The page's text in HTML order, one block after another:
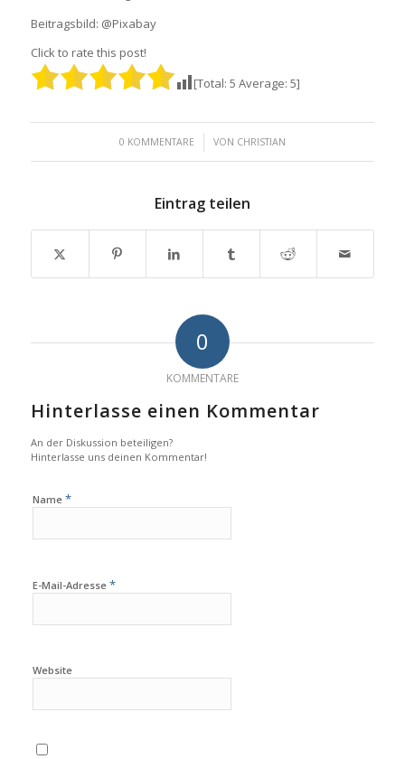
Beitragsbild: @Pixabay
Click to rate this post!
[Total: 5 Average: 5]
0 KOMMENTARE
/ VON CHRISTIAN
Eintrag teilen
0
KOMMENTARE
Hinterlasse einen Kommentar
An der Diskussion beteiligen?
Hinterlasse uns deinen Kommentar!
Name *
E-Mail-Adresse *
Website